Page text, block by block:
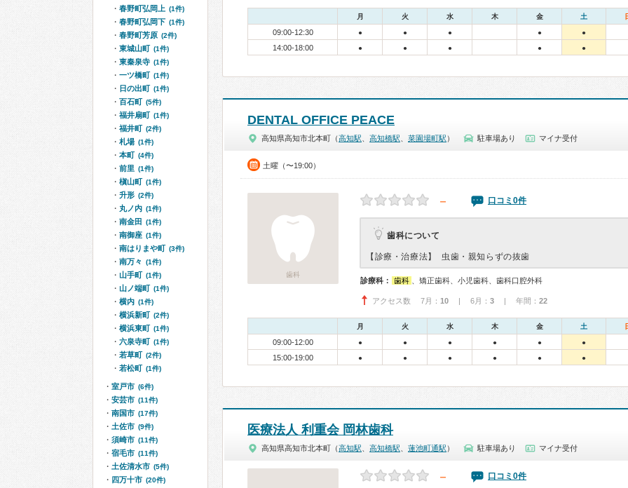
月 火 水 木 金 土
09:00-12:30 ● ● ● ● ●
14:00-18:00 ● ● ● ● ●
DENTAL OFFICE PEACE
高知県高知市北本町（高知駅 高知橋駅 菜園場町駅 ） 駐車場あり マイナ受付
土曜（〜19:00）
歯科
－ 口コミ0件
歯科について
【診療・治療法】 虫歯・親知らずの抜歯
診療科： 歯科 、矯正歯科、小児歯科、歯科口腔外科
アクセス数 7月： 10 | 6月： 3 | 年間： 22
月 火 水 木 金 土
09:00-12:00 ● ● ● ● ● ●
15:00-19:00 ● ● ● ● ● ●
医療法人 利重会 岡林歯科
高知県高知市北本町（高知駅 高知橋駅 蓮池町通駅 ） 駐車場あり マイナ受付
－ 口コミ0件
春野町弘岡上 (1件)
春野町弘岡下 (1件)
春野町芳原 (2件)
東城山町 (1件)
東秦泉寺 (1件)
一ツ橋町 (1件)
日の出町 (1件)
百石町 (5件)
福井扇町 (1件)
福井町 (2件)
札場 (1件)
本町 (4件)
前里 (1件)
槇山町 (1件)
升形 (2件)
丸ノ内 (1件)
南金田 (1件)
南御座 (1件)
南はりまや町 (3件)
南万々 (1件)
山手町 (1件)
山ノ端町 (1件)
横内 (1件)
横浜新町 (2件)
横浜東町 (1件)
六泉寺町 (1件)
若草町 (2件)
若松町 (1件)
室戸市 (6件)
安芸市 (11件)
南国市 (17件)
土佐市 (9件)
須崎市 (11件)
宿毛市 (11件)
土佐清水市 (5件)
四万十市 (20件)